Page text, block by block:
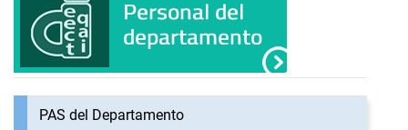
PAS del Departamento